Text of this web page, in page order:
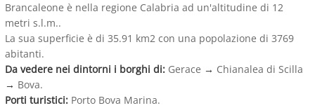
Brancaleone è nella regione Calabria ad un'altitudine di 12
metri s.l.m..
La sua superficie è di 35.91 km2 con una popolazione di 3769
abitanti.
Da vedere nei dintorni i borghi di: Gerace → Chianalea di Scilla
→ Bova.
Porti turistici: Porto Bova Marina.